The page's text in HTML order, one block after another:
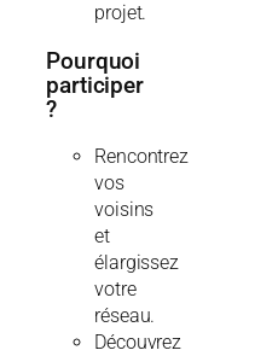
projet.
Pourquoi
participer
?
Rencontrez
vos
voisins
et
élargissez
votre
réseau.
Découvrez